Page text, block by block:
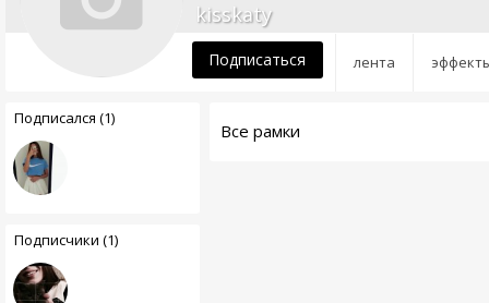
лента
kisskaty
Подписаться
Подписался (1)
Подписчики (1)
Все рамки